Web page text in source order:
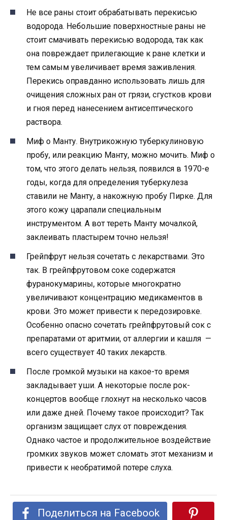
Не все раны стоит обрабатывать перекисью
водорода. Небольшие поверхностные раны не
стоит смачивать перекисью водорода, так как
она повреждает прилегающие к ране клетки и
тем самым увеличивает время заживления.
Перекись оправданно использовать лишь для
очищения сложных ран от грязи, сгустков крови
и гноя перед нанесением антисептического
раствора.
Миф о Манту. Внутрикожную туберкулиновую
пробу, или реакцию Манту, можно мочить. Миф о
том, что этого делать нельзя, появился в 1970-е
годы, когда для определения туберкулеза
ставили не Манту, а накожную пробу Пирке. Для
этого кожу царапали специальным
инструментом. А вот тереть Манту мочалкой,
заклеивать пластырем точно нельзя!
Грейпфрут нельзя сочетать с лекарствами. Это
так. В грейпфрутовом соке содержатся
фуранокумарины, которые многократно
увеличивают концентрацию медикаментов в
крови. Это может привести к передозировке.
Особенно опасно сочетать грейпфрутовый сок с
препаратами от ари­т­мии, от аллергии и кашля —
всего существует 40 таких лекарств.
После громкой музыки на какое-то время
закладывает уши. А некоторые после рок-
концертов вообще глохнут на несколько часов
или даже дней. Почему такое происходит? Так
организм защищает слух от повреждения.
Однако частое и продолжительное воздействие
громких звуков может сломать этот механизм и
привести к необратимой по­тере слуха.
Поделиться на Facebook